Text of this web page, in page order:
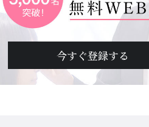
今すぐ登録する